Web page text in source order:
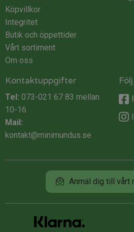
Köpvillkor
Integritet
Butik och öppettider
Vårt sortiment
Om oss
Kontaktuppgifter
Tel: 073-021 67 83 mellan
10-16
Mail:
kontakt@minimundus.se
Anmäl dig till vårt